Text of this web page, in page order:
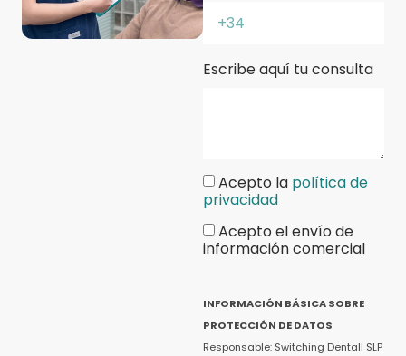
Escribe aquí tu consulta
Acepto la política de
privacidad
Acepto el envío de
información comercial
INFORMACIÓN BÁSICA SOBRE
PROTECCIÓN DE DATOS
Responsable: Switching Dentall SLP